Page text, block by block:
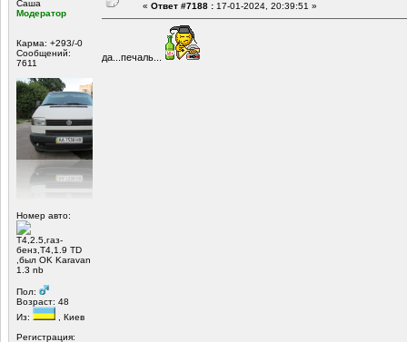
Саша
Модератор
Карма: +293/-0
Сообщений:
7611
Номер авто:
Т4,2.5,газ-
бенз,Т4,1.9 TD
,был OK Karavan
1.3 nb
Пол:
Возраст: 48
Из:
, Киев
Регистрация:
« Ответ #7188 : 17-01-2024, 20:39:51 »
да...печаль...